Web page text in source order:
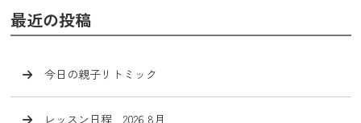
最近の投稿
今日の親子リトミック
レッスン日程 2026 8月